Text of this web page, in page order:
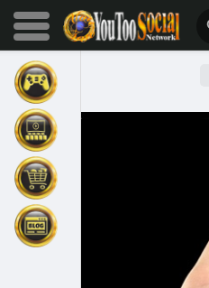
Sfoglia gli eventi